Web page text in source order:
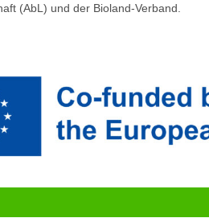
(AbL) und der Bioland-Verband.